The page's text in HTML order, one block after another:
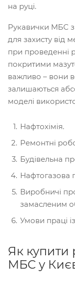
на руці.
Рукавички МБС
для захисту від
при проведенні
покритими
важливо – вони
залишаються
моделі
Нафтохімія.
Ремонтні
Будівельна
Нафтогазова
Виробничі
замасленим
Умови праці
Як купити
МБС у